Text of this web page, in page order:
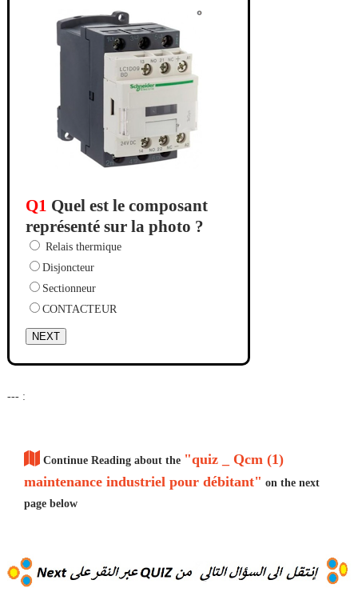
Q1 Quel est le composant
représenté sur la photo ?
Relais thermique
Disjoncteur
Sectionneur
CONTACTEUR
NEXT
--- :
Continue Reading about the "quiz _ Qcm (1)
maintenance industriel pour débitant" on the next
page below